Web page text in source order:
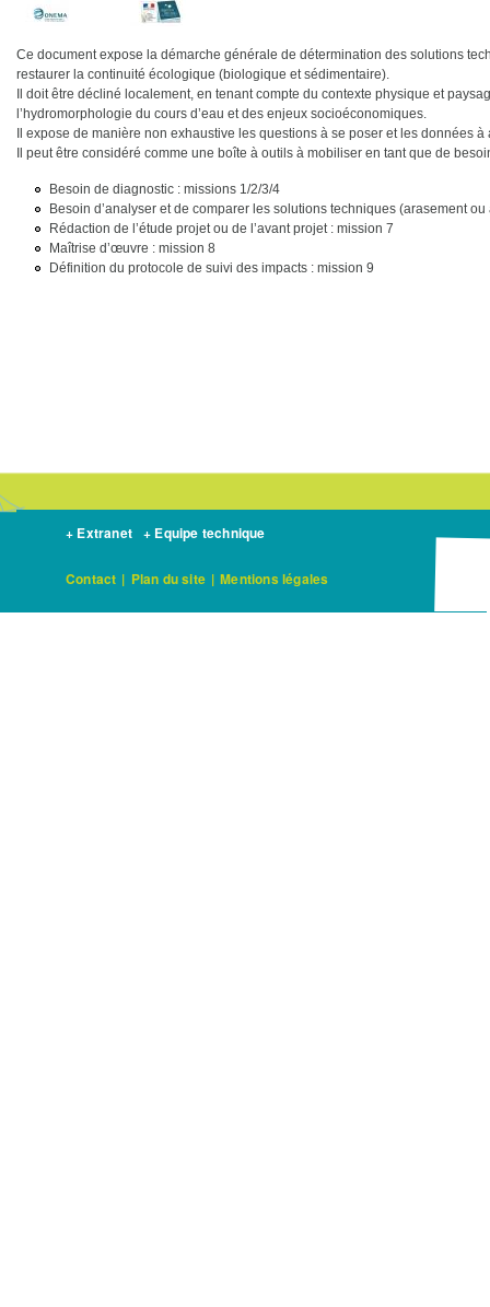
Ce document expose la démarche générale de détermination des solutions
restaurer la continuité écologique (biologique et sédimentaire).
Il doit être décliné localement, en tenant compte du contexte physique et
l’hydromorphologie du cours d’eau et des enjeux socioéconomiques.
Il expose de manière non exhaustive les questions à se poser et les données à
Il peut être considéré comme une boîte à outils à mobiliser en tant que de
Besoin de diagnostic : missions 1/2/3/4
Besoin d’analyser et de comparer les solutions techniques (arasement
Rédaction de l’étude projet ou de l’avant projet : mission 7
Maîtrise d’œuvre : mission 8
Définition du protocole de suivi des impacts : mission 9
+ Extranet + Equipe technique
Contact | Plan du site | Mentions légales